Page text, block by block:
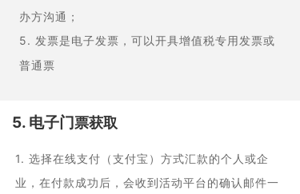
办方沟通；
5. 发票是电子发票，可以开具增值税专用发票或
普通票
5. 电子门票获取
1. 选择在线支付（支付宝）方式汇款的个人或企
业，在付款成功后，会收到活动平台的确认邮件一